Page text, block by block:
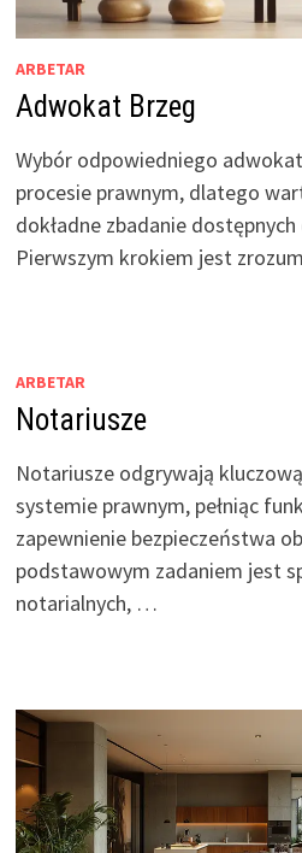
ARBETAR
Adwokat Brzeg
Wybór odpowiedniego
procesie prawnym, dlatego
dokładne zbadanie
Pierwszym krokiem jest
ARBETAR
Notariusze
Notariusze odgrywają
systemie prawnym, pełniąc
zapewnienie bezpieczeństwa
podstawowym zadaniem jest
notarialnych, …